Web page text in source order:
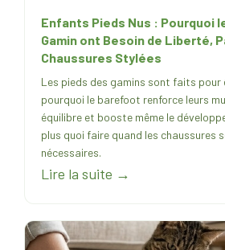
Enfants Pieds Nus : Pourquoi
Gamin ont Besoin de Liberté,
Chaussures Stylées
Les pieds des gamins sont faits pour
pourquoi le barefoot renforce leurs
équilibre et booste même le
plus quoi faire quand les chaussures
nécessaires.
Lire la suite →